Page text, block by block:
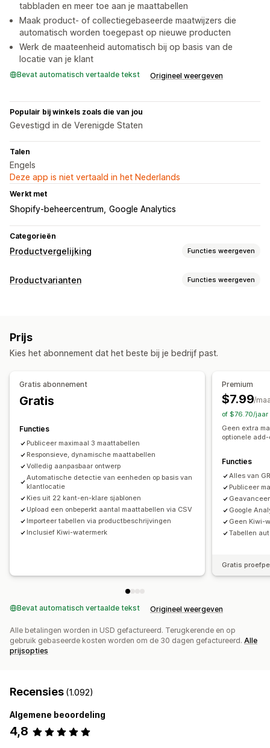
tabbladen en meer toe aan je maattabellen
Maak product- of collectiegebaseerde maatwijzers die
automatisch worden toegepast op nieuwe producten
Werk de maateenheid automatisch bij op basis van de
locatie van je klant
Bevat automatisch vertaalde tekst Origineel weergeven
Populair bij winkels zoals die van jou
Gevestigd in de Verenigde Staten
Talen
Engels
Deze app is niet vertaald in het Nederlands
Werkt met
Shopify-beheercentrum Google Analytics
Categorieën
Productvergelijking Functies weergeven
Vergelijkingstools
Weergeven en verbergen
Opmaak tabel
Aangepaste CSS
Kleur en lettertype
Aangepaste pictogrammen
Templates
Eenheidsconversie
Productpagina
Collectiepagina Mobiel responsief
Productvarianten Functies weergeven
Aangepaste tekst
Variantweergave
Voorraad
SKU-beheer Beschikbaarheid van voorraad
Weergave van voorraad
Prijs
Kies het abonnement dat het beste bij je bedrijf past.
Gratis abonnement
Gratis
Functies
Publiceer maximaal 3 maattabellen
Responsieve, dynamische maattabellen
Volledig aanpasbaar ontwerp
Automatische detectie van eenheden op basis van
klantlocatie
Kies uit 22 kant-en-klare sjablonen
Upload een onbeperkt aantal maattabellen via CSV
Importeer tabellen via productbeschrijvingen
Inclusief Kiwi-watermerk
Premium
$7.99/
of $76.70/jaar
Geen extra
optionele
Functies
Alles van
Publiceer
Google
Geen Kiwi-
Tabellen
Gratis
Bevat automatisch vertaalde tekst Origineel weergeven
Alle betalingen worden in USD gefactureerd. Terugkerende en op
gebruik gebaseerde kosten worden om de 30 dagen gefactureerd. Alle
prijsopties
Recensies (1.092)
Algemene beoordeling
4,8